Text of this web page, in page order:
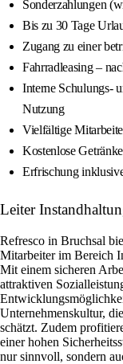
Sonderzahlungen
Bis zu 30 Tage
Zugang zu einer
Fahrradleasing –
Interne Schulungs-
Nutzung
Vielfältige
Kostenlose
Erfrischung
Leiter
Refresco in Bruchsal
Mitarbeiter im Bereich
Mit einem sicheren
attraktiven
Unternehmenskultur,
schätzt. Zudem
einer hohen
nur sinnvoll, sondern